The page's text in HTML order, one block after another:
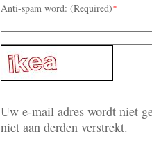
Anti-spam word: (Required)*
Uw e-mail adres wordt niet
niet aan derden verstrekt.